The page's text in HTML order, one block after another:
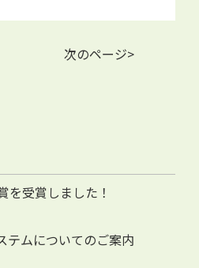
次のページ>
を受賞しました！
テムについてのご案内